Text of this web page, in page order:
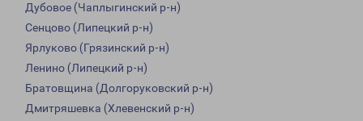
Дубовое (Чаплыгинский р-н)
Сенцово (Липецкий р-н)
Ярлуково (Грязинский р-н)
Ленино (Липецкий р-н)
Братовщина (Долгоруковский р-н)
Дмитряшевка (Хлевенский р-н)